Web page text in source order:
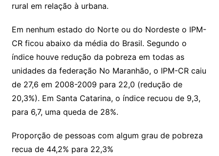
rural em relação à urbana.
Em nenhum estado do Norte ou do Nordeste o IPM-
CR ficou abaixo da média do Brasil. Segundo o
índice houve redução da pobreza em todas as
unidades da federação No Maranhão, o IPM-CR caiu
de 27,6 em 2008-2009 para 22,0 (redução de
20,3%). Em Santa Catarina, o índice recuou de 9,3,
para 6,7, uma queda de 28%.
Proporção de pessoas com algum grau de pobreza
recua de 44,2% para 22,3%